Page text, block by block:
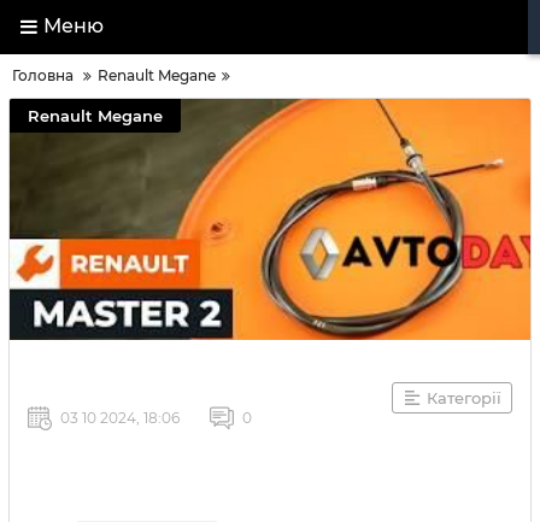
Меню
Головна Renault Megane
Renault Megane
Категорії
03 10 2024, 18:06 0